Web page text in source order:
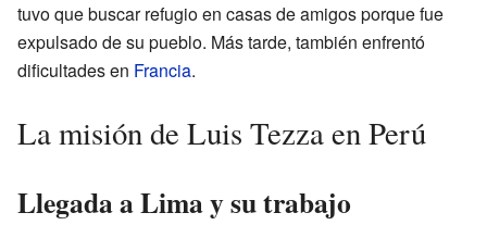
tuvo que buscar refugio en casas de amigos porque fue
expulsado de su pueblo. Más tarde, también enfrentó
dificultades en Francia.
La misión de Luis Tezza en Perú
Llegada a Lima y su trabajo